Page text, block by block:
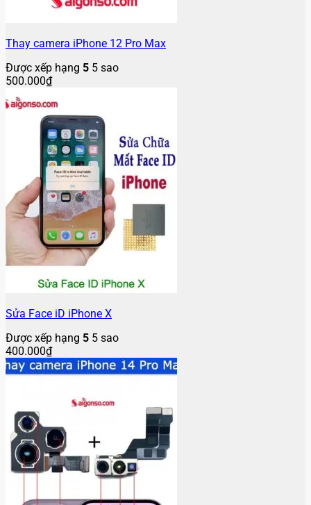
Thay camera iPhone 12 Pro Max
Được xếp hạng 5 5 sao
500.000₫
Sửa Face iD iPhone X
Được xếp hạng 5 5 sao
400.000₫